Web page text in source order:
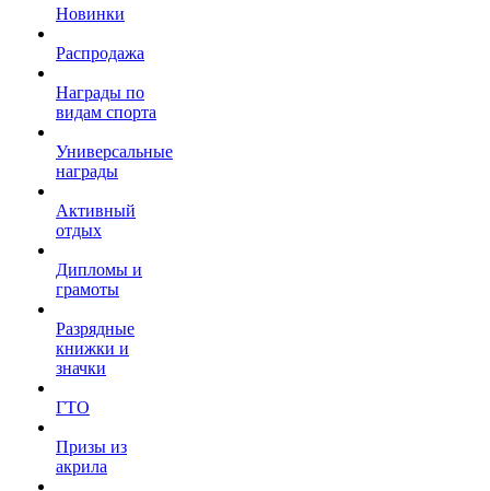
Новинки
Распродажа
Награды по
видам спорта
Универсальные
награды
Активный
отдых
Дипломы и
грамоты
Разрядные
книжки и
значки
ГТО
Призы из
акрила